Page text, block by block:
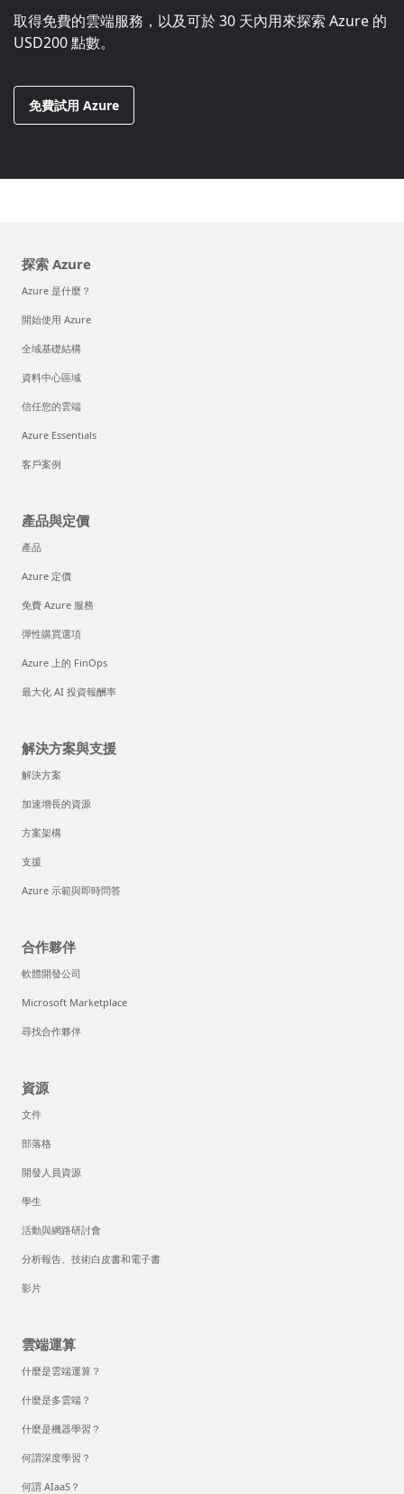
取得免費的雲端服務，以及可於 30 天內用來探索 Azure 的
USD200點數。
免費試用 Azure
探索 Azure
Azure 是什麼？
開始使用 Azure
全域基礎結構
資料中心區域
信任您的雲端
Azure Essentials
客戶案例
產品與定價
產品
Azure 定價
免費 Azure 服務
彈性購買選項
Azure 上的 FinOps
最大化 AI 投資報酬率
解決方案與支援
解決方案
加速增長的資源
方案架構
支援
Azure 示範與即時問答
合作夥伴
軟體開發公司
Microsoft Marketplace
尋找合作夥伴
資源
文件
部落格
開發人員資源
學生
活動與網路研討會
分析報告、技術白皮書和電子書
影片
雲端運算
什麼是雲端運算？
什麼是多雲端？
什麼是機器學習？
何謂深度學習？
何謂 AIaaS？